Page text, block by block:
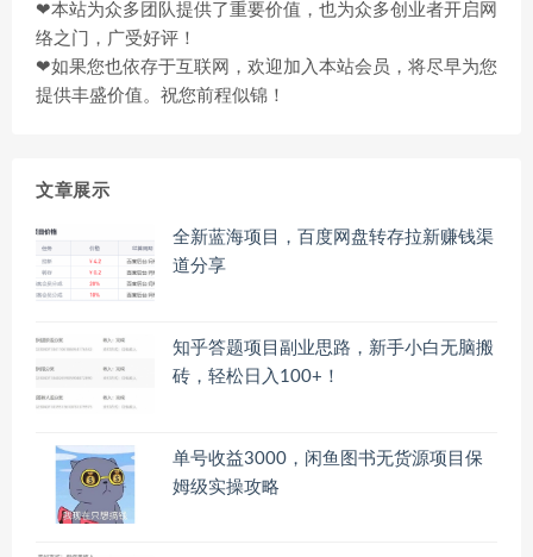
❤本站为众多团队提供了重要价值，也为众多创业者开启网
络之门，广受好评！
❤如果您也依存于互联网，欢迎加入本站会员，将尽早为您
提供丰盛价值。祝您前程似锦！
文章展示
全新蓝海项目，百度网盘转存拉新赚钱渠
道分享
知乎答题项目副业思路，新手小白无脑搬
砖，轻松日入100+！
单号收益3000，闲鱼图书无货源项目保
姆级实操攻略